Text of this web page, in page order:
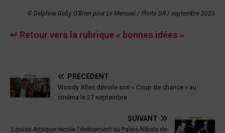
© Delphine Goby O’Brien pour Le Mensuel / Photo DR / septembre 2023
↵ Retour vers la rubrique « bonnes idées »
PRÉCÉDENT
Woody Allen dévoile son « Coup de chance » au
cinéma le 27 septembre
SUIVANT
Louise Attaque recrée l’évènement au Palais Nikaïa de